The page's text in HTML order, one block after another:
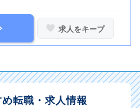
求人をキープ
転職・求人情報